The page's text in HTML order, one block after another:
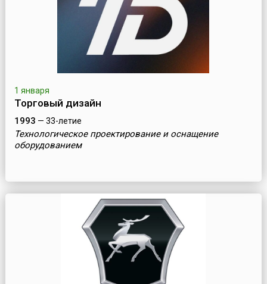
1 января
Торговый дизайн
1993 — 33-летие
Технологическое проектирование и оснащение
оборудованием